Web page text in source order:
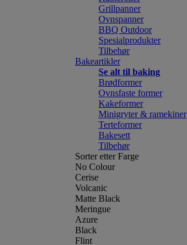
Grillpanner
Ovnspanner
BBQ Outdoor
Spesialprodukter
Tilbehør
Bakeartikler
Se alt til baking
Brødformer
Ovnsfaste former
Kakeformer
Minigryter & ramekiner
Terteformer
Bakesett
Tilbehør
Sorter etter Farge
No Colour
Cerise
Volcanic
Matte Black
Meringue
Azure
Black
Flint